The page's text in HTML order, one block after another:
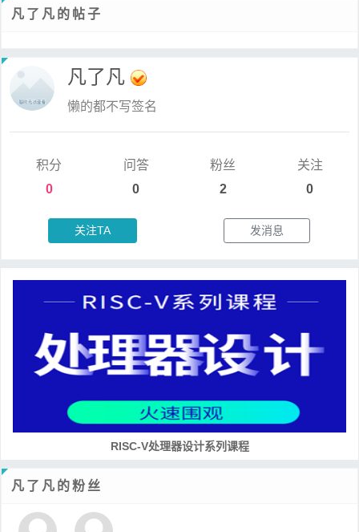
凡了凡的帖子
凡了凡
懒的都不写签名
积分
0
问答
0
粉丝
2
关注
0
关注TA 发消息
RISC-V处理器设计系列课程
凡了凡的粉丝